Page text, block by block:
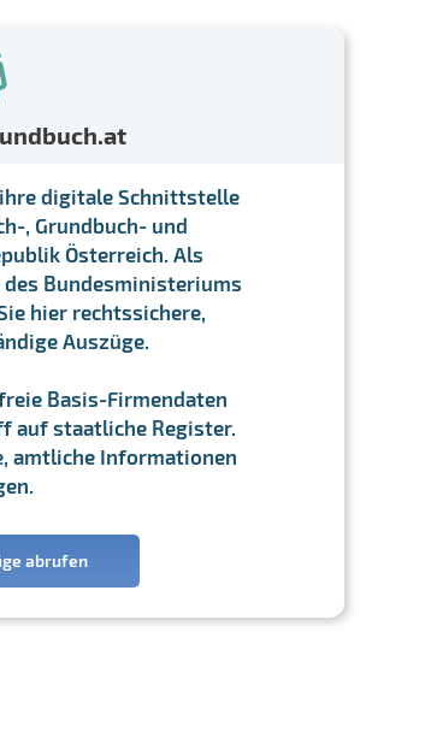
digitale Schnittstelle
, Grundbuch- und
Österreich. Als
Bundesministeriums
hier rechtssichere,
Auszüge.
Basis-Firmendaten
auf staatliche Register.
amtliche Informationen
abrufen